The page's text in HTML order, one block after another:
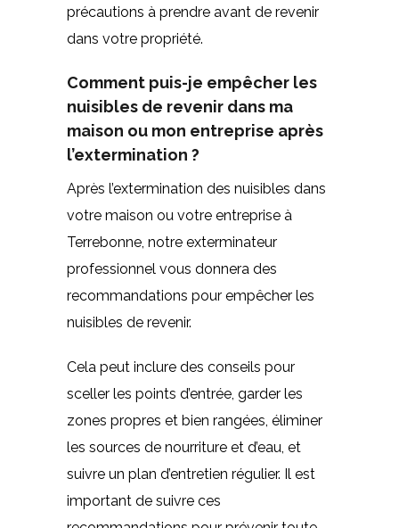
précautions à prendre avant de revenir
dans votre propriété.
Comment puis-je empêcher les
nuisibles de revenir dans ma
maison ou mon entreprise après
l’extermination ?
Après l’extermination des nuisibles dans
votre maison ou votre entreprise à
Terrebonne, notre exterminateur
professionnel vous donnera des
recommandations pour empêcher les
nuisibles de revenir.
Cela peut inclure des conseils pour
sceller les points d’entrée, garder les
zones propres et bien rangées, éliminer
les sources de nourriture et d’eau, et
suivre un plan d’entretien régulier. Il est
important de suivre ces